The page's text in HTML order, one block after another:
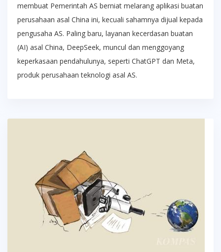
membuat Pemerintah AS berniat melarang aplikasi buatan
perusahaan asal China ini, kecuali sahamnya dijual kepada
pengusaha AS. Paling baru, layanan kecerdasan buatan
(AI) asal China, DeepSeek, muncul dan menggoyang
keperkasaan pendahulunya, seperti ChatGPT dan Meta,
produk perusahaan teknologi asal AS.